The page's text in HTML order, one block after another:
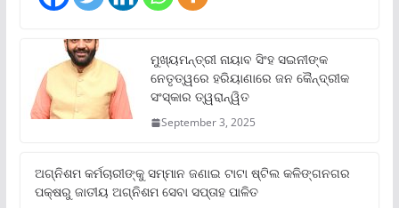
ମୁଖ୍ୟମନ୍ତ୍ରୀ ନାୟାବ ସିଂହ ସଇନୀଙ୍କ
ନେତୃତ୍ୱରେ ହରିୟାଣାରେ ଜନ କୈନ୍ଦ୍ରୀକ
ସଂସ୍କାର ତ୍ୱରାନ୍ୱିତ
September 3, 2025
ଅଗ୍ନିଶମ କର୍ମଚାରୀଙ୍କୁ ସମ୍ମାନ ଜଣାଇ ଟାଟା ଷ୍ଟିଲ କଳିଙ୍ଗନଗର
ପକ୍ଷରୁ ଜାତୀୟ ଅଗ୍ନିଶମ ସେବା ସପ୍ତାହ ପାଳିତ